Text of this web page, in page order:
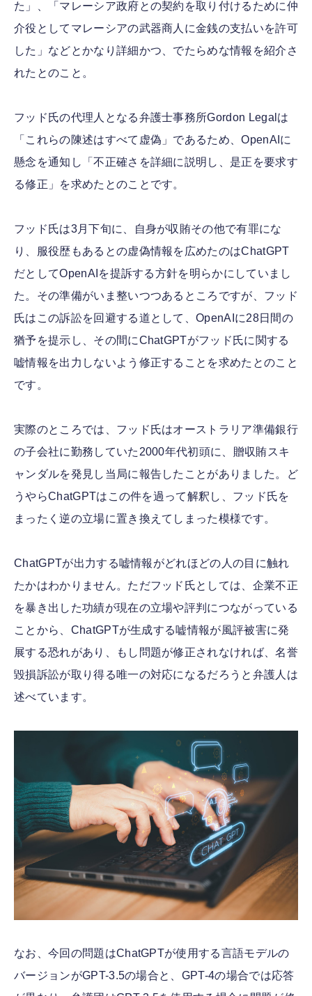
た」、「マレーシア政府との契約を取り付けるために仲
介役としてマレーシアの武器商人に金銭の支払いを許可
した」などとかなり詳細かつ、でたらめな情報を紹介さ
れたとのこと。
フッド氏の代理人となる弁護士事務所Gordon Legalは
「これらの陳述はすべて虚偽」であるため、OpenAIに
懸念を通知し「不正確さを詳細に説明し、是正を要求す
る修正」を求めたとのことです。
フッド氏は3月下旬に、自身が収賄その他で有罪にな
り、服役歴もあるとの虚偽情報を広めたのはChatGPT
だとしてOpenAIを提訴する方針を明らかにしていまし
た。その準備がいま整いつつあるところですが、フッド
氏はこの訴訟を回避する道として、OpenAIに28日間の
猶予を提示し、その間にChatGPTがフッド氏に関する
嘘情報を出力しないよう修正することを求めたとのこと
です。
実際のところでは、フッド氏はオーストラリア準備銀行
の子会社に勤務していた2000年代初頭に、贈収賄スキ
ャンダルを発見し当局に報告したことがありました。ど
うやらChatGPTはこの件を過って解釈し、フッド氏を
まったく逆の立場に置き換えてしまった模様です。
ChatGPTが出力する嘘情報がどれほどの人の目に触れ
たかはわかりません。ただフッド氏としては、企業不正
を暴き出した功績が現在の立場や評判につながっている
ことから、ChatGPTが生成する嘘情報が風評被害に発
展する恐れがあり、もし問題が修正されなければ、名誉
毀損訴訟が取り得る唯一の対応になるだろうと弁護人は
述べています。
なお、今回の問題はChatGPTが使用する言語モデルの
バージョンがGPT-3.5の場合と、GPT-4の場合では応答